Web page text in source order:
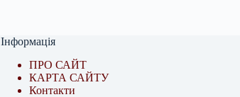
Інформація
ПРО САЙТ
КАРТА САЙТУ
Контакти